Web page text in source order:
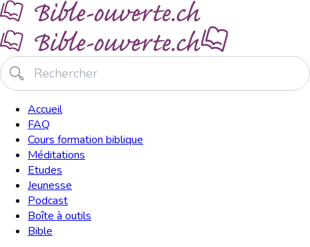
Accueil
FAQ
Cours formation biblique
Méditations
Etudes
Jeunesse
Podcast
Boîte à outils
Bible